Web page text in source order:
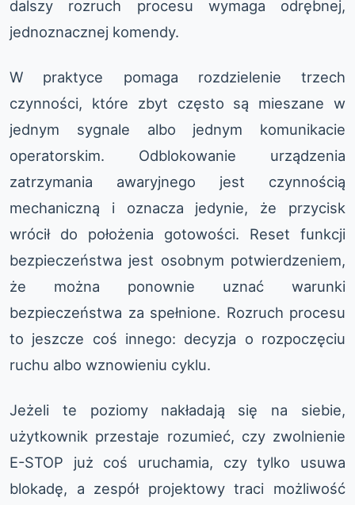
dalszy rozruch procesu wymaga odrębnej,
jednoznacznej komendy.
W praktyce pomaga rozdzielenie trzech
czynności, które zbyt często są mieszane w
jednym sygnale albo jednym komunikacie
operatorskim. Odblokowanie urządzenia
zatrzymania awaryjnego jest czynnością
mechaniczną i oznacza jedynie, że przycisk
wrócił do położenia gotowości. Reset funkcji
bezpieczeństwa jest osobnym potwierdzeniem,
że można ponownie uznać warunki
bezpieczeństwa za spełnione. Rozruch procesu
to jeszcze coś innego: decyzja o rozpoczęciu
ruchu albo wznowieniu cyklu.
Jeżeli te poziomy nakładają się na siebie,
użytkownik przestaje rozumieć, czy zwolnienie
E-STOP już coś uruchamia, czy tylko usuwa
blokadę, a zespół projektowy traci możliwość